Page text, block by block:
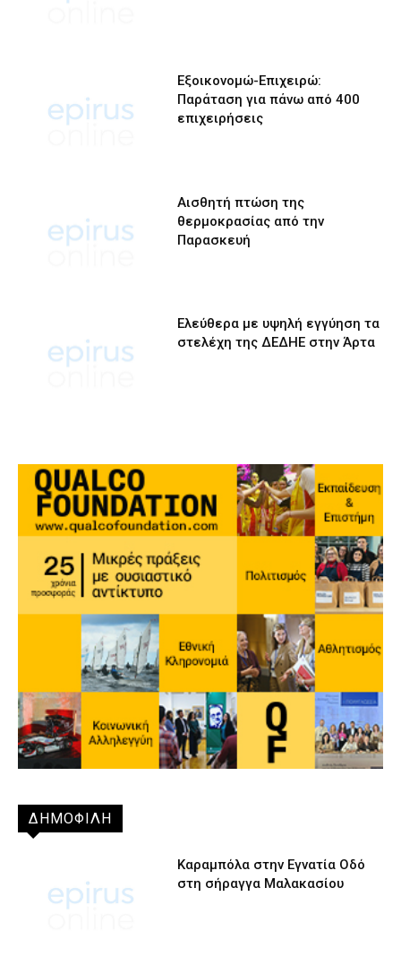
Εξοικονομώ-Επιχειρώ:
Παράταση για πάνω από 400
επιχειρήσεις
Αισθητή πτώση της
θερμοκρασίας από την
Παρασκευή
Ελεύθερα με υψηλή εγγύηση τα
στελέχη της ΔΕΔΗΕ στην Άρτα
ΔΗΜΟΦΙΛΗ
Καραμπόλα στην Εγνατία Οδό
στη σήραγγα Μαλακασίου